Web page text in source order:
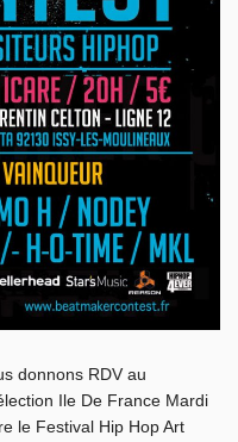
donnons RDV au
Ile De France Mardi
le Festival Hip Hop Art